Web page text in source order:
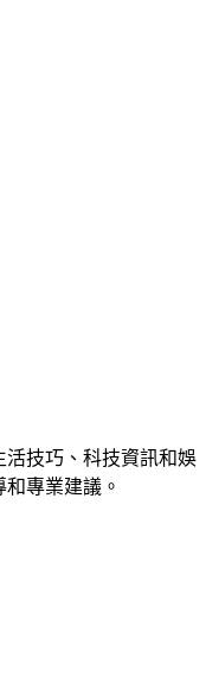
技巧、科技資訊和娛
專業建議。